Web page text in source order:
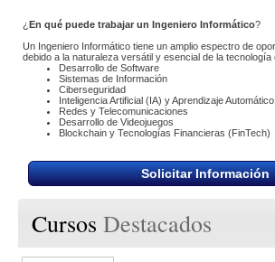
¿En qué puede trabajar un Ingeniero Informático?
Un Ingeniero Informático tiene un amplio espectro de
debido a la naturaleza versátil y esencial de la tecnología
Desarrollo de Software
Sistemas de Información
Ciberseguridad
Inteligencia Artificial (IA) y Aprendizaje Automático
Redes y Telecomunicaciones
Desarrollo de Videojuegos
Blockchain y Tecnologías Financieras (FinTech)
Solicitar Información
CursosDestacados